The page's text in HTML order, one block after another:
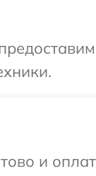
и